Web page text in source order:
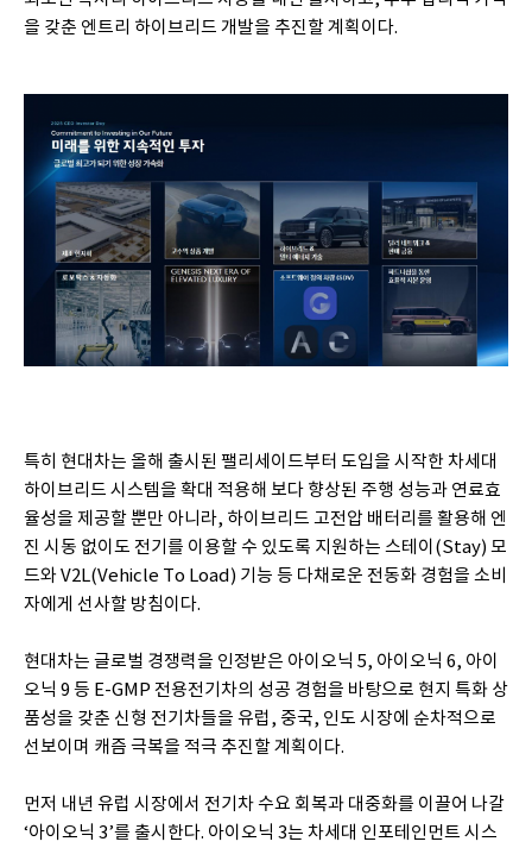
을 갖춘 엔트리 하이브리드 개발을 추진할 계획이다.
특히 현대차는 올해 출시된 팰리세이드부터 도입을 시작한 차세대
하이브리드 시스템을 확대 적용해 보다 향상된 주행 성능과 연료효
율성을 제공할 뿐만 아니라, 하이브리드 고전압 배터리를 활용해 엔
진 시동 없이도 전기를 이용할 수 있도록 지원하는 스테이(Stay) 모
드와 V2L(Vehicle To Load) 기능 등 다채로운 전동화 경험을 소비
자에게 선사할 방침이다.
현대차는 글로벌 경쟁력을 인정받은 아이오닉 5, 아이오닉 6, 아이
오닉 9 등 E-GMP 전용전기차의 성공 경험을 바탕으로 현지 특화 상
품성을 갖춘 신형 전기차들을 유럽, 중국, 인도 시장에 순차적으로
선보이며 캐즘 극복을 적극 추진할 계획이다.
먼저 내년 유럽 시장에서 전기차 수요 회복과 대중화를 이끌어 나갈
‘아이오닉 3’를 출시한다. 아이오닉 3는 차세대 인포테인먼트 시스